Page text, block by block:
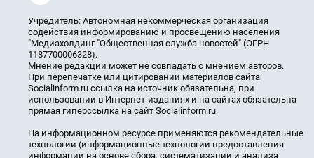
Учредитель: Автономная некоммерческая организация
содействия информированию и просвещению населения
"Медиахолдинг "Общественная служба новостей" (ОГРН
1187700006328).
Мнение редакции может не совпадать с мнением авторов.
При перепечатке или цитировании материалов сайта
Socialinform.ru ссылка на источник обязательна, при
использовании в Интернет-изданиях и на сайтах обязательна
прямая гиперссылка на сайт Socialinform.ru.
На информационном ресурсе применяются рекомендательные
технологии (информационные технологии предоставления
информации на основе сбора, систематизации и анализа